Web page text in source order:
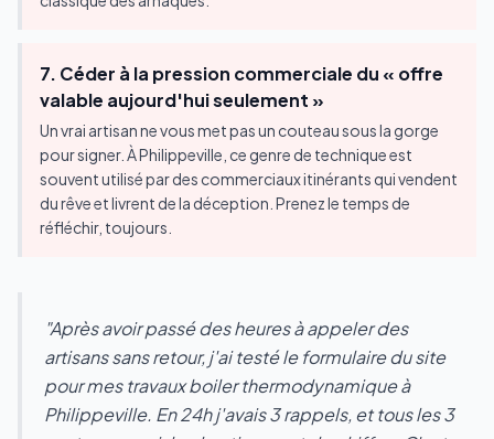
7. Céder à la pression commerciale du « offre
valable aujourd'hui seulement »
Un vrai artisan ne vous met pas un couteau sous la gorge
pour signer. À Philippeville, ce genre de technique est
souvent utilisé par des commerciaux itinérants qui vendent
du rêve et livrent de la déception. Prenez le temps de
réfléchir, toujours.
"Après avoir passé des heures à appeler des
artisans sans retour, j'ai testé le formulaire du site
pour mes travaux boiler thermodynamique à
Philippeville. En 24h j'avais 3 rappels, et tous les 3